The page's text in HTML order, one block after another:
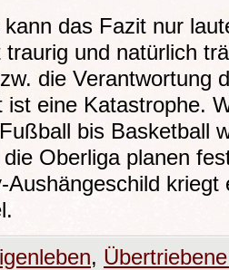
das Fazit nur
und natürlich
die Verantwortung
ist eine Katastrophe.
bis Basketball
Oberliga planen
Aushängeschild
,